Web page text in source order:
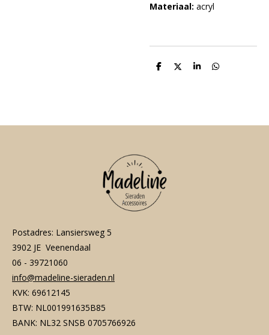
Materiaal: acryl
D
D
S
D
Postadres: Lansiersweg 5
3902 JE Veenendaal
06 - 39721060
info@madeline-sieraden.nl
KVK: 69612145
BTW: NL001991635B85
BANK: NL32 SNSB 0705766926